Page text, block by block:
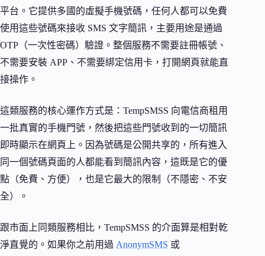
平台。它提供多國的虛擬手機號碼，任何人都可以免費
使用這些號碼來接收 SMS 文字簡訊，主要用途是通過
OTP（一次性密碼）驗證。整個服務不需要註冊帳號、
不需要安裝 APP、不需要綁定信用卡，打開網頁就能直
接操作。
這類服務的核心運作方式是：TempSMSS 向電信商租用
一批真實的手機門號，然後把這些門號收到的一切簡訊
即時顯示在網頁上。因為號碼是公開共享的，所有進入
同一個號碼頁面的人都能看到簡訊內容，這既是它的優
點（免費、方便），也是它最大的限制（不隱密、不安
全）。
跟市面上同類服務相比，TempSMSS 的介面算是相對乾
淨直覺的。如果你之前用過 AnonymSMS 或